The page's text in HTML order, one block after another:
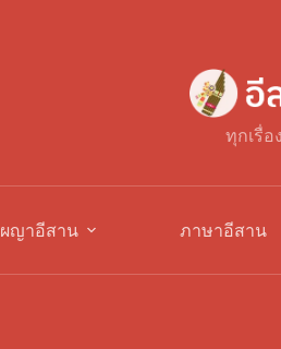
ทุกเรื่อ
ผญาอีสาน ภาษาอีสาน